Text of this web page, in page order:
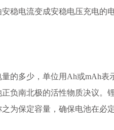
稳电流变成安稳电压充电的
的多少，单位用Ah或mAh表
负南北极的活性物质决议。
为保定容量，确保电池在必